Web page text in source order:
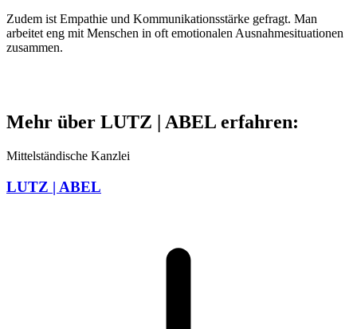
Zudem ist Empathie und Kommunikationsstärke gefragt. Man
arbeitet eng mit Menschen in oft emotionalen Ausnahmesituationen
zusammen.
Mehr über LUTZ | ABEL erfahren:
Mittelständische Kanzlei
LUTZ | ABEL